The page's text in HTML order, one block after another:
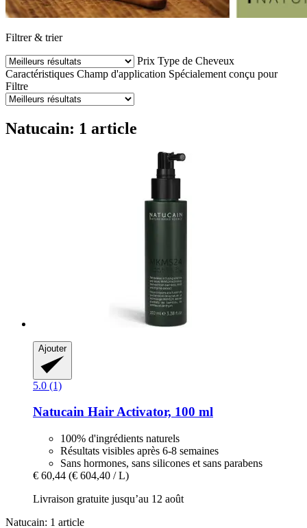
Filtrer & trier
Prix Type de Cheveux
Caractéristiques Champ d'application Spécialement conçu pour
Filtre
Natucain: 1 article
Ajouter
5.0 (1)
Natucain Hair Activator, 100 ml
100% d'ingrédients naturels
Résultats visibles après 6-8 semaines
Sans hormones, sans silicones et sans parabens
€ 60,44 (€ 604,40 / L)
Livraison gratuite jusqu’au 12 août
Natucain: 1 article